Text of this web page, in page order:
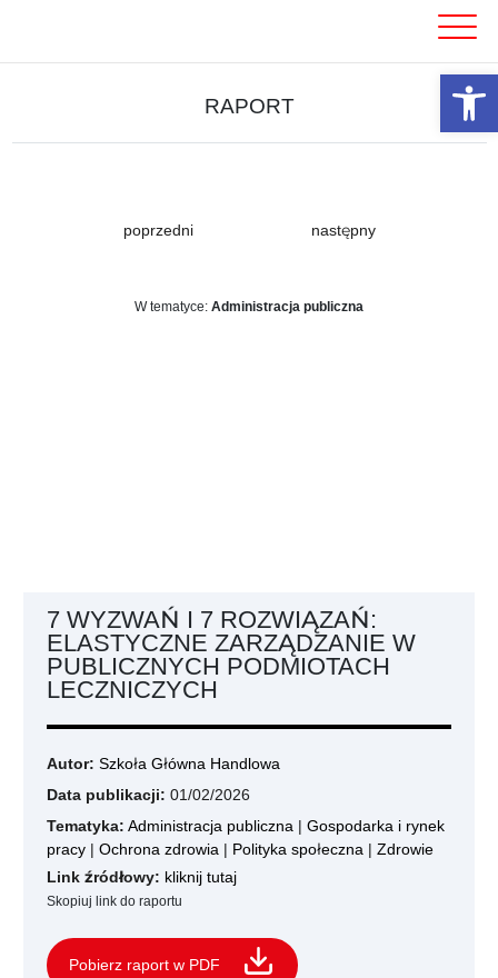
RAPORT
poprzedni następny
W tematyce: Administracja publiczna
7 WYZWAŃ I 7 ROZWIĄZAŃ:
ELASTYCZNE ZARZĄDZANIE W
PUBLICZNYCH PODMIOTACH
LECZNICZYCH
Autor: Szkoła Główna Handlowa
Data publikacji: 01/02/2026
Tematyka: Administracja publiczna | Gospodarka i rynek
pracy | Ochrona zdrowia | Polityka społeczna | Zdrowie
Link źródłowy: kliknij tutaj
Skopiuj link do raportu
Pobierz raport w PDF